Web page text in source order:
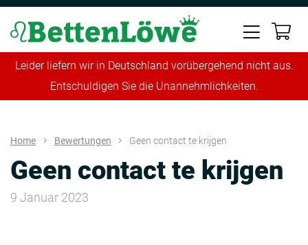
Leider liefern wir in Deutschland vorübergehend nicht aus.
Entschuldigen Sie die Unannehmlichkeiten.
Home Bewertungen Geen contact te krijgen
Geen contact te krijgen
9 Januar 2023